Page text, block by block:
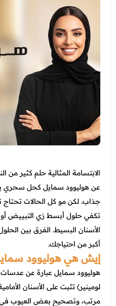
جدة - أبحر
الطائف - شارع قريش
الاسنان
النساء والتوليد والتجميل
الطب العام و طب الطواري
الطب الاتصالي و الطب
الباطنة
الانف والاذن
العظام
خدمات المختبر
الاشعة
عرض الكل
عروض الجلدية والتجميل
عرض الكل
عروض الفيلر و البوتكس
عروض نضارة البشرة
عروض المناسبات
عروض الصيف المميزة
عروض البيكو واي
عروض الليزر
عروض العناية بالبشرة
عروض العناية بالشعر
عروض الرجال
عروض زوايا مكة
عروض التغذية
باقات متابعات ابر التنحيف
عروض النساء والتوليد
عروض الاسنان
عرض الكل
فحوصات العمالة الوافدة
باقات متابعة ابر التنحيف
عروض قسم الطوارئ
عروض المختبر
عروض الاشعة
اتصل بنا
المدونة
انضم الي فريقنا
الابتسامة المثالية حلم كثير
عن هوليوود سمايل كحل سحري
جذاب. لكن مو كل الحالات تحتاج
تكفي حلول أبسط زي التبييض أو
الأسنان البسيط. الفرق بين
أكبر من احتياجك.
إيش هي هوليوود
هوليوود سمايل عبارة عن عدسات
لومينير) تثبت على الأسنان
مرتب، وتصحيح بعض العيوب